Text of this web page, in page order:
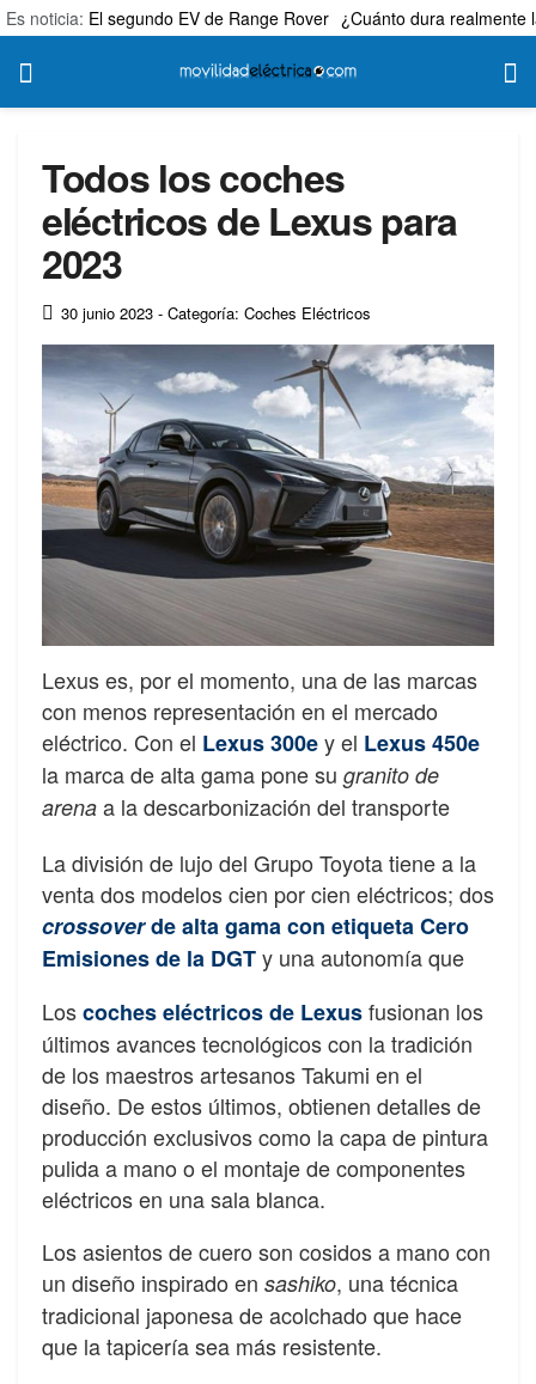
Es noticia: El segundo EV de Range Rover ¿Cuánto dura realmente
Todos los coches
eléctricos de Lexus para
2023
30 junio 2023 - Categoría: Coches Eléctricos
Lexus es, por el momento, una de las marcas
con menos representación en el mercado
eléctrico. Con el Lexus 300ey el Lexus 450e
la marca de alta gama pone su granito de
arena a la descarbonización del transporte
La división de lujo del Grupo Toyota tiene a la
venta dos modelos cien por cien eléctricos; dos
crossoverde alta gama con etiqueta Cero
Emisiones de la DGTy una autonomía que
Loscoches eléctricos de Lexusfusionan los
últimos avances tecnológicos con la tradición
de los maestros artesanos Takumi en el
diseño. De estos últimos, obtienen detalles de
producción exclusivos como la capa de pintura
pulida a mano o el montaje de componentes
eléctricos en una sala blanca.
Los asientos de cuero son cosidos a mano con
un diseño inspirado en sashiko, una técnica
tradicional japonesa de acolchado que hace
que la tapicería sea más resistente.